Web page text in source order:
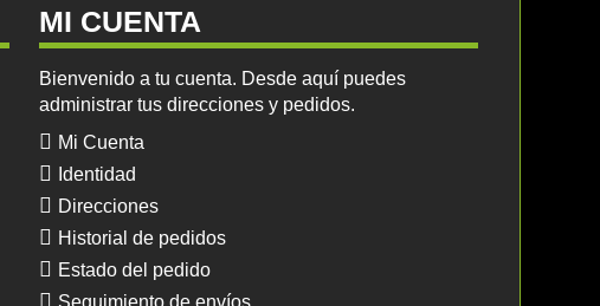
MI CUENTA
Bienvenido a tu cuenta. Desde aquí puedes
administrar tus direcciones y pedidos.
Mi Cuenta
Identidad
Direcciones
Historial de pedidos
Estado del pedido
Seguimiento de envíos